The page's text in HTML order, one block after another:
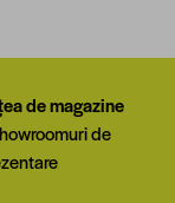
de magazine
de